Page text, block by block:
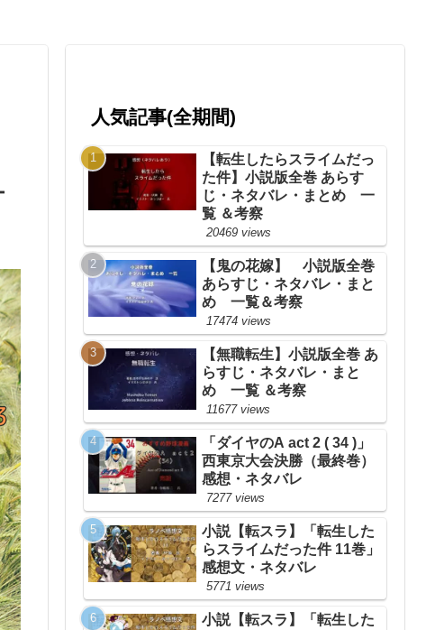
人気記事(全期間)
【転生したらスライムだっ
た件】小説版全巻 あらす
じ・ネタバレ・まとめ 一
覧 ＆考察
20469 views
【鬼の花嫁】 小説版全巻
あらすじ・ネタバレ・まと
め 一覧＆考察
17474 views
【無職転生】小説版全巻 あ
らすじ・ネタバレ・まと
め 一覧 ＆考察
11677 views
「ダイヤのA act 2 ( 34 )」
西東京大会決勝（最終巻）
感想・ネタバレ
7277 views
小説【転スラ】「転生した
らスライムだった件 11巻」
感想文・ネタバレ
5771 views
小説【転スラ】「転生した